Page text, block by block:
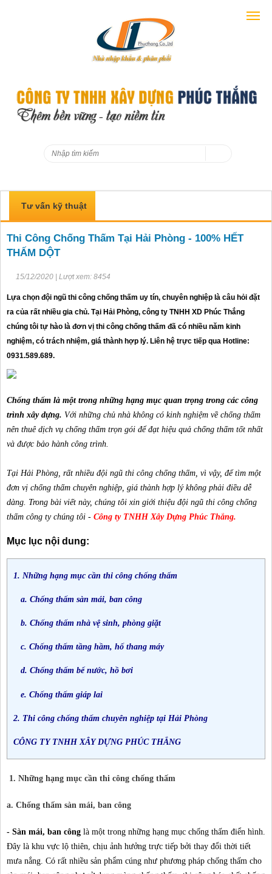
Tư vấn kỹ thuật
Thi Công Chống Thấm Tại Hải Phòng - 100% HẾT
THẤM DỘT
15/12/2020 | Lượt xem: 8454
Lựa chọn đội ngũ thi công chống thấm uy tín, chuyên nghiệp là câu hỏi đặt
ra của rất nhiều gia chủ. Tại Hải Phòng, công ty TNHH XD Phúc Thắng
chúng tôi tự hào là đơn vị thi công chống thấm đã có nhiều năm kinh
nghiệm, có trách nhiệm, giá thành hợp lý. Liên hệ trực tiếp qua Hotline:
0931.589.689.
Chống thấm là một trong những hạng mục quan trọng trong các công
trình xây dựng. Với những chủ nhà không có kinh nghiệm về chống thấm
nên thuê dịch vụ chống thấm trọn gói để đạt hiệu quả chống thấm tốt nhất
và được bảo hành công trình.
Tại Hải Phòng, rất nhiều đội ngũ thi công chống thấm, vì vậy, để tìm một
đơn vị chống thấm chuyên nghiệp, giá thành hợp lý không phải điều dễ
dàng. Trong bài viết này, chúng tôi xin giới thiệu đội ngũ thi công chống
thấm công ty chúng tôi - Công ty TNHH Xây Dựng Phúc Thắng.
Mục lục nội dung:
1. Những hạng mục cần thi công chống thấm
a. Chống thấm sàn mái, ban công
b. Chống thấm nhà vệ sinh, phòng giặt
c. Chống thấm tầng hầm, hố thang máy
d. Chống thấm bể nước, hồ bơi
e. Chống thấm giáp lai
2. Thi công chống thấm chuyên nghiệp tại Hải Phòng
CÔNG TY TNHH XÂY DỰNG PHÚC THẮNG
1. Những hạng mục cần thi công chống thấm
a. Chống thấm sàn mái, ban công
- Sàn mái, ban công là một trong những hạng mục chống thấm điển hình.
Đây là khu vực lộ thiên, chịu ảnh hưởng trực tiếp bởi thay đổi thời tiết
mưa nắng. Có rất nhiều sản phẩm cúng như phương pháp chống thấm cho